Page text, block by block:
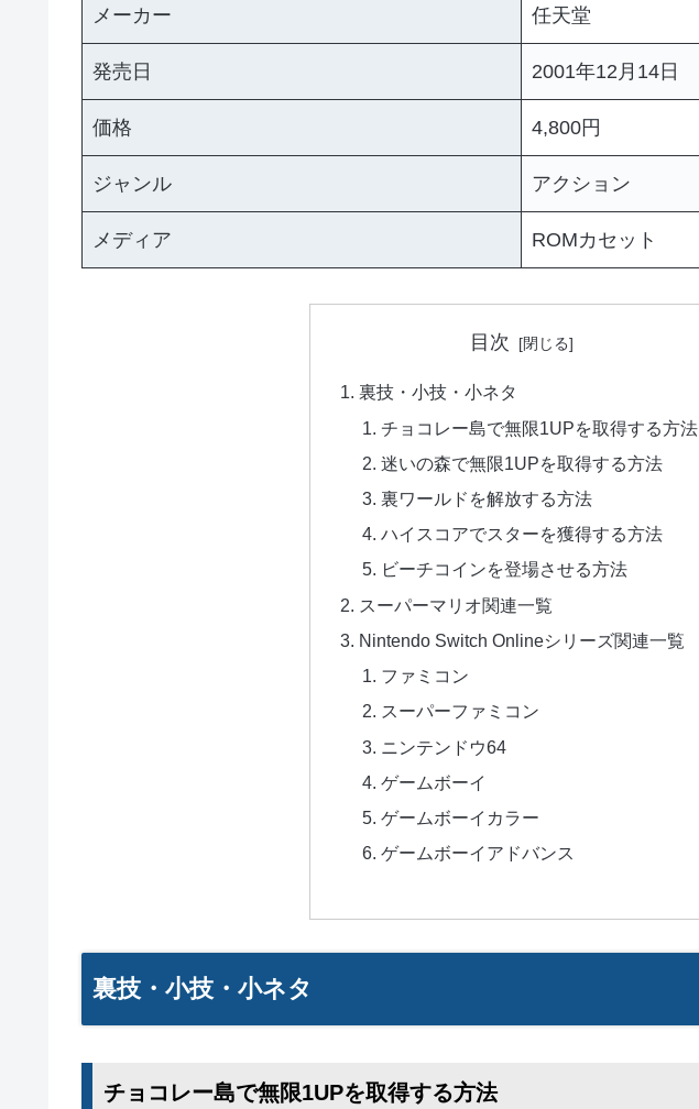
メーカー 任天堂
発売日 2001年12月14日
価格 4,800円
ジャンル アクション
メディア ROMカセット
目次
裏技・小技・小ネタ
チョコレー島で無限1UPを取得する方法
迷いの森で無限1UPを取得する方法
裏ワールドを解放する方法
ハイスコアでスターを獲得する方法
ビーチコインを登場させる方法
スーパーマリオ関連一覧
Nintendo Switch Onlineシリーズ関連一覧
ファミコン
スーパーファミコン
ニンテンドウ64
ゲームボーイ
ゲームボーイカラー
ゲームボーイアドバンス
裏技・小技・小ネタ
チョコレー島で無限1UPを取得する方法